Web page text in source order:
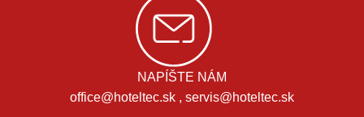
NAPÍŠTE NÁM
office@hoteltec.sk , servis@hoteltec.sk